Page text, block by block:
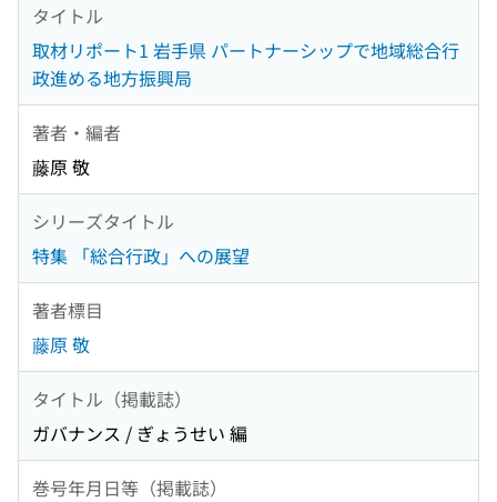
タイトル
取材リポート1 岩手県 パートナーシップで地域総合行
政進める地方振興局
著者・編者
藤原 敬
シリーズタイトル
特集 「総合行政」への展望
著者標目
藤原 敬
タイトル（掲載誌）
ガバナンス / ぎょうせい 編
巻号年月日等（掲載誌）